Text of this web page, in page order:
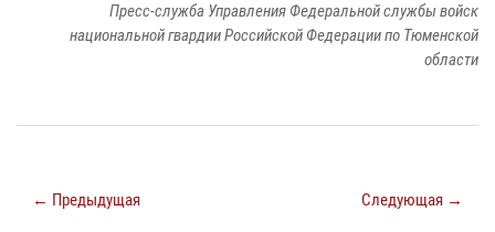
Пресс-служба Управления Федеральной службы войск
национальной гвардии Российской Федерации по Тюменской
области
← Предыдущая Следующая →